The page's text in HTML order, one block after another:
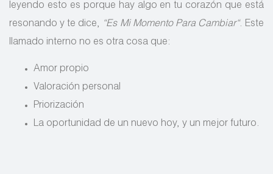
leyendo esto es porque hay algo en tu corazón que está
resonando y te dice, “Es Mi Momento Para Cambiar“. Este
llamado interno no es otra cosa que:
Amor propio
Valoración personal
Priorización
La oportunidad de un nuevo hoy, y un mejor futuro.